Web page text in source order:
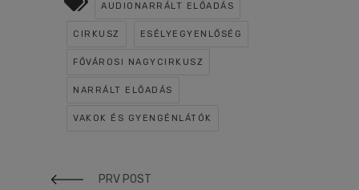
AUDIONARRÁLT ELŐADÁS
CIRKUSZ ESÉLYEGYENLŐSÉG
FŐVÁROSI NAGYCIRKUSZ
NARRÁLT ELŐADÁS
VAKOK ÉS GYENGÉNLÁTÓK
PRV POST